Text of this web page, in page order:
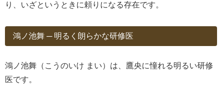
り、いざというときに頼りになる存在です。
鴻ノ池舞 ─ 明るく朗らかな研修医
鴻ノ池舞（こうのいけ まい）は、鷹央に憧れる明るい研修
医です。